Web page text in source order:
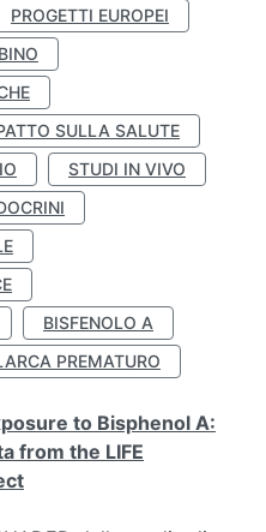
PROGETTI EUROPEI
SULLA SALUTE
STUDI IN VIVO
BISFENOLO A
PREMATURO
to Bisphenol A:
from the LIFE